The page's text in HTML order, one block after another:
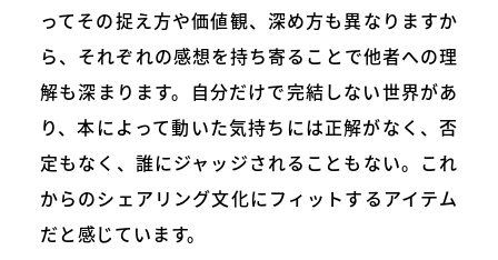
ってその捉え方や価値観、深め方も異なりますか
ら、それぞれの感想を持ち寄ることで他者への理
解も深まります。自分だけで完結しない世界があ
り、本によって動いた気持ちには正解がなく、否
定もなく、誰にジャッジされることもない。これ
からのシェアリング文化にフィットするアイテム
だと感じています。